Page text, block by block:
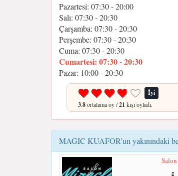
Pazartesi: 07:30 - 20:00
Salı: 07:30 - 20:30
Çarşamba: 07:30 - 20:30
Perşembe: 07:30 - 20:30
Cuma: 07:30 - 20:30
Cumartesi: 07:30 - 20:30
Pazar: 10:00 - 20:30
İyi
3.8ortalama oy /21 kişi oyladı.
MAGIC KUAFOR'un yakınındaki